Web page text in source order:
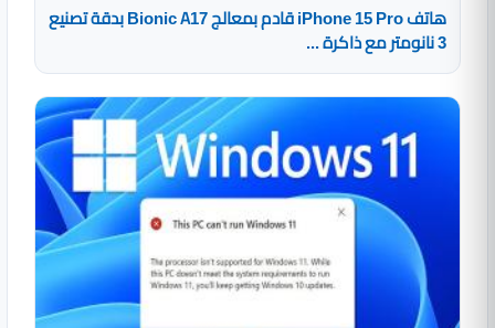
هاتف iPhone 15 Pro قادم بمعالج Bionic A17 بدقة تصنيع
3 نانومتر مع ذاكرة ...